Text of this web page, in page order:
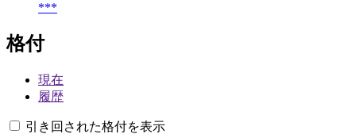
***
格付
現在
履歴
引き回された格付を表示